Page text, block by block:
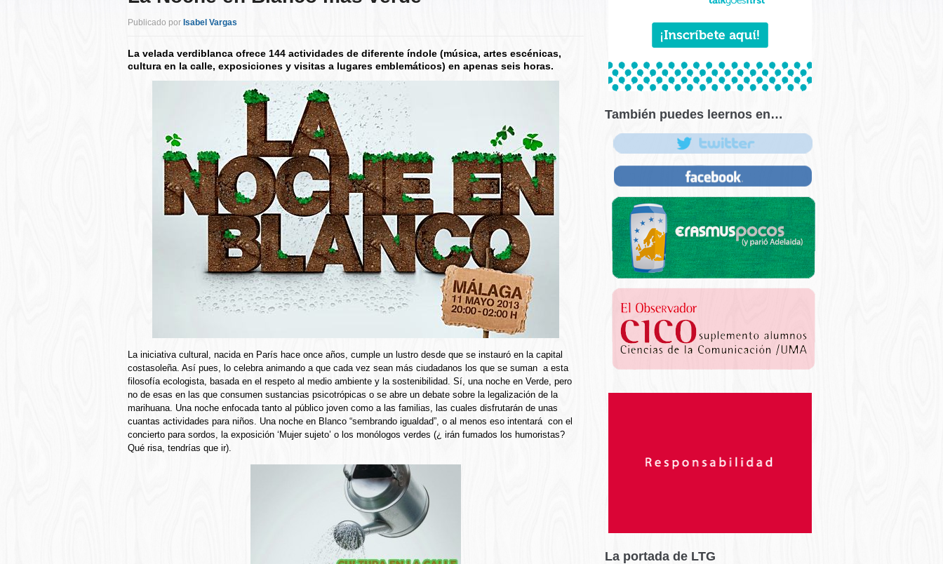
Publicado por Isabel Vargas
La velada verdiblanca ofrece 144 actividades de diferente índole (música, artes escénicas,
cultura en la calle, exposiciones y visitas a lugares emblemáticos) en apenas seis horas.
La iniciativa cultural, nacida en París hace once años, cumple un lustro desde que se instauró en la capital
costasoleña. Así pues, lo celebra animando a que cada vez sean más ciudadanos los que se suman a esta
filosofía ecologista, basada en el respeto al medio ambiente y la sostenibilidad. Sí, una noche en Verde, pero
no de esas en las que consumen sustancias psicotrópicas o se abre un debate sobre la legalización de la
marihuana. Una noche enfocada tanto al público joven como a las familias, las cuales disfrutarán de unas
cuantas actividades para niños. Una noche en Blanco “sembrando igualdad”, o al menos eso intentará con el
concierto para sordos, la exposición ‘Mujer sujeto’ o los monólogos verdes (¿ irán fumados los humoristas?
Qué risa, tendrías que ir).
También puedes leernos en…
La portada de LTG